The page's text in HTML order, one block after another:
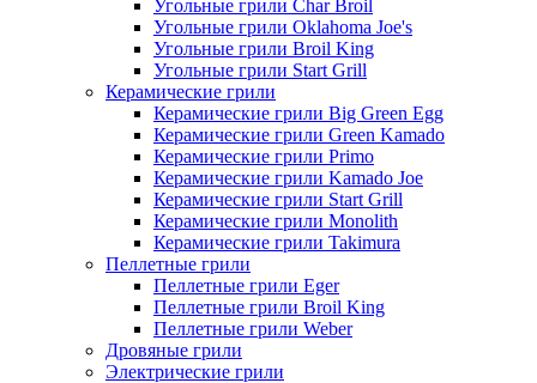
Угольные грили Char Broil
Угольные грили Oklahoma Joe's
Угольные грили Broil King
Угольные грили Start Grill
Керамические грили
Керамические грили Big Green Egg
Керамические грили Green Kamado
Керамические грили Primo
Керамические грили Kamado Joe
Керамические грили Start Grill
Керамические грили Monolith
Керамические грили Takimura
Пеллетные грили
Пеллетные грили Eger
Пеллетные грили Broil King
Пеллетные грили Weber
Дровяные грили
Электрические грили